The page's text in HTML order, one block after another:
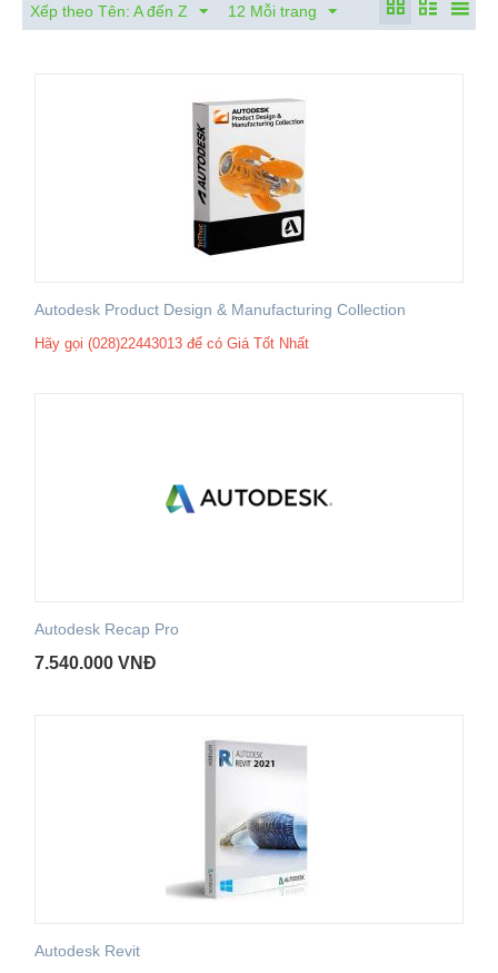
Xếp theo Tên: A đến Z 12 Mỗi trang
Autodesk Product Design & Manufacturing Collection
Hãy gọi (028)22443013 để có Giá Tốt Nhất
Autodesk Recap Pro
7.540.000 VNĐ
Autodesk Revit